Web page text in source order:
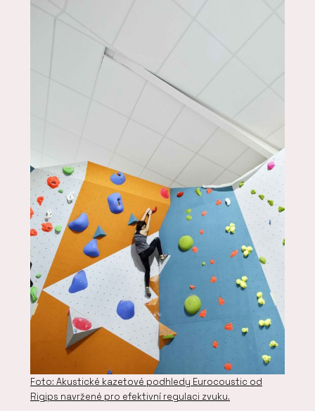
Foto: Akustické kazetové podhledy Eurocoustic od
Rigips navržené pro efektivní regulaci zvuku.